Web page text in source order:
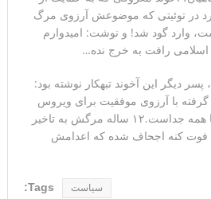
موجب گستاخ‌تر شدن حکومت
رهگیری اهداف متخاصم در نزدیکی
پایان بحران نیست؛ خطر جنگ همچنان
در توئیتی که موضوعش آرزوی مرگ
وارد گود شد! و نوشت: امیدوارم
اسلامی رافت به خرج نده…
دیگر این آخوند تبهکار نوشته بود:
با آرزوی موفقیت برای ویروس
عزیز! میرحسین حسابش با همه جداست.۱۲ ساله مرگش به تاخیر
فوت کنه اجحاف شده که اعدامش
Tags: سیاست